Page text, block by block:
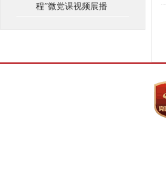
程”微党课视频展播